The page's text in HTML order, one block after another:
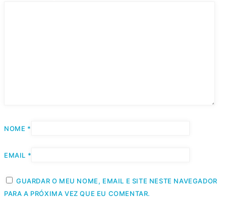
NOME *
EMAIL *
GUARDAR O MEU NOME, EMAIL E SITE NESTE NAVEGADOR
PARA A PRÓXIMA VEZ QUE EU COMENTAR.